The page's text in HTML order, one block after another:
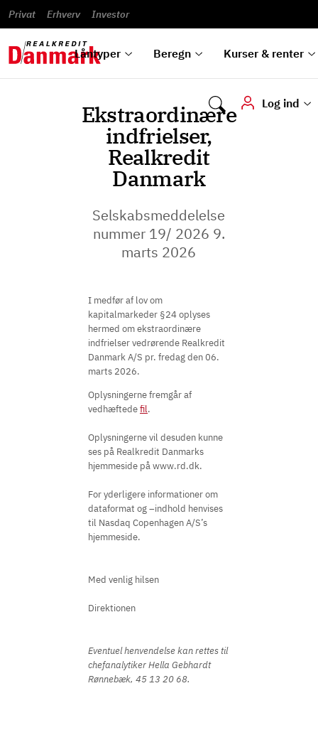
Privat Erhverv Investor
Låntyper Beregn Kurser & renter
Log ind
til bolig
Alle
låntyper
omlægning
Se alle
beregnere
Renteprognose
Bestil
kursovervågning
rentetilpasning
vilkår
Blanketter
Samarbejdspartnere
guides
hvad
vi kan
tilbyde
Ekstraordinære
indfrielser,
Realkredit
Danmark
Selskabsmeddelelse
nummer 19/ 2026 9.
marts 2026
I medfør af lov om
kapitalmarkeder §24 oplyses
hermed om ekstraordinære
indfrielser vedrørende Realkredit
Danmark A/S pr. fredag den 06.
marts 2026.
Oplysningerne fremgår af
vedhæftedefil.
Oplysningerne vil desuden kunne
ses på Realkredit Danmarks
hjemmeside på www.rd.dk.
For yderligere informationer om
dataformat og –indhold henvises
til Nasdaq Copenhagen A/S’s
hjemmeside.
Med venlig hilsen
Direktionen
Eventuel henvendelse kan rettes til
chefanalytiker Hella Gebhardt
Rønnebæk, 45 13 20 68.